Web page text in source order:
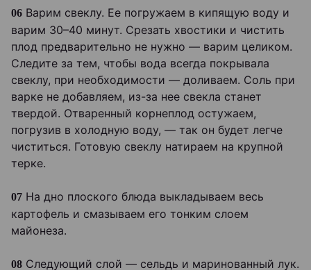
06 Варим свеклу. Ее погружаем в кипящую воду и
варим 30–40 минут. Срезать хвостики и чистить
плод предварительно не нужно — варим целиком.
Следите за тем, чтобы вода всегда покрывала
свеклу, при необходимости — доливаем. Соль при
варке не добавляем, из-за нее свекла станет
твердой. Отваренный корнеплод остужаем,
погрузив в холодную воду, — так он будет легче
чиститься. Готовую свеклу натираем на крупной
терке.
07 На дно плоского блюда выкладываем весь
картофель и смазываем его тонким слоем
майонеза.
08 Следующий слой — сельдь и маринованный лук.